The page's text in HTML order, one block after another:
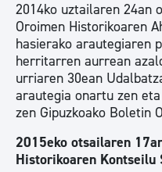
2014ko uztailaren 24an
Oroimen Historikoaren
hasierako arautegiaren
herritarren aurrean
urriaren 30ean
arautegia onartu zen
zen Gipuzkoako Boletin
2015eko otsailaren
Historikoaren Kontseilu